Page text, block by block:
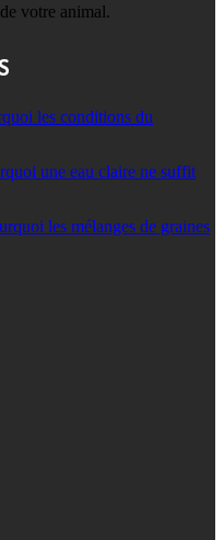
votre animal.
les conditions du
une eau claire ne suffit
les mélanges de graines